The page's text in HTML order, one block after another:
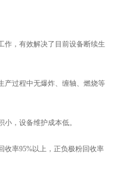
作，有效解决了目前设备断续生
产过程中无爆炸、缠轴、燃烧等
，设备维护成本低。
收率95%以上，正负极粉回收率